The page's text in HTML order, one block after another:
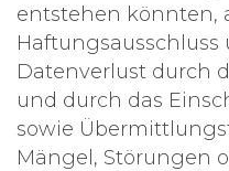
entstehen könnten,
Haftungsausschluss
Datenverlust durch
und durch das
sowie
Mängel, Störungen